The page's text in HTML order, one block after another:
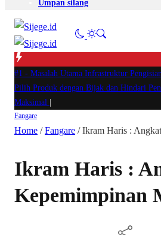
Umpan silang
#1 - Masalah Utama Infrastruktur
Pilih Produk dengan Bijak dan Hindari
Maksimal
Fangare
Home /Fangare /Ikram Haris :
Ikram Haris :
Kepemimpinan